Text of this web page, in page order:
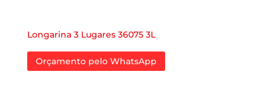
Longarina 3 Lugares 36075 3L
Orçamento pelo WhatsApp